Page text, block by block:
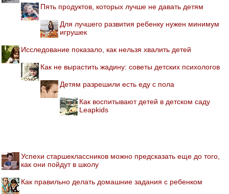
Пять продуктов, которых лучше не давать детям
Для лучшего развития ребенку нужен минимум
игрушек
Исследование показало, как нельзя хвалить детей
Как не вырастить жадину: советы детских психологов
Детям разрешили есть еду с пола
Как воспитывают детей в детском саду
Leapkids
Успехи старшеклассников можно предсказать еще до того,
как они пойдут в школу
Как правильно делать домашние задания с ребенком